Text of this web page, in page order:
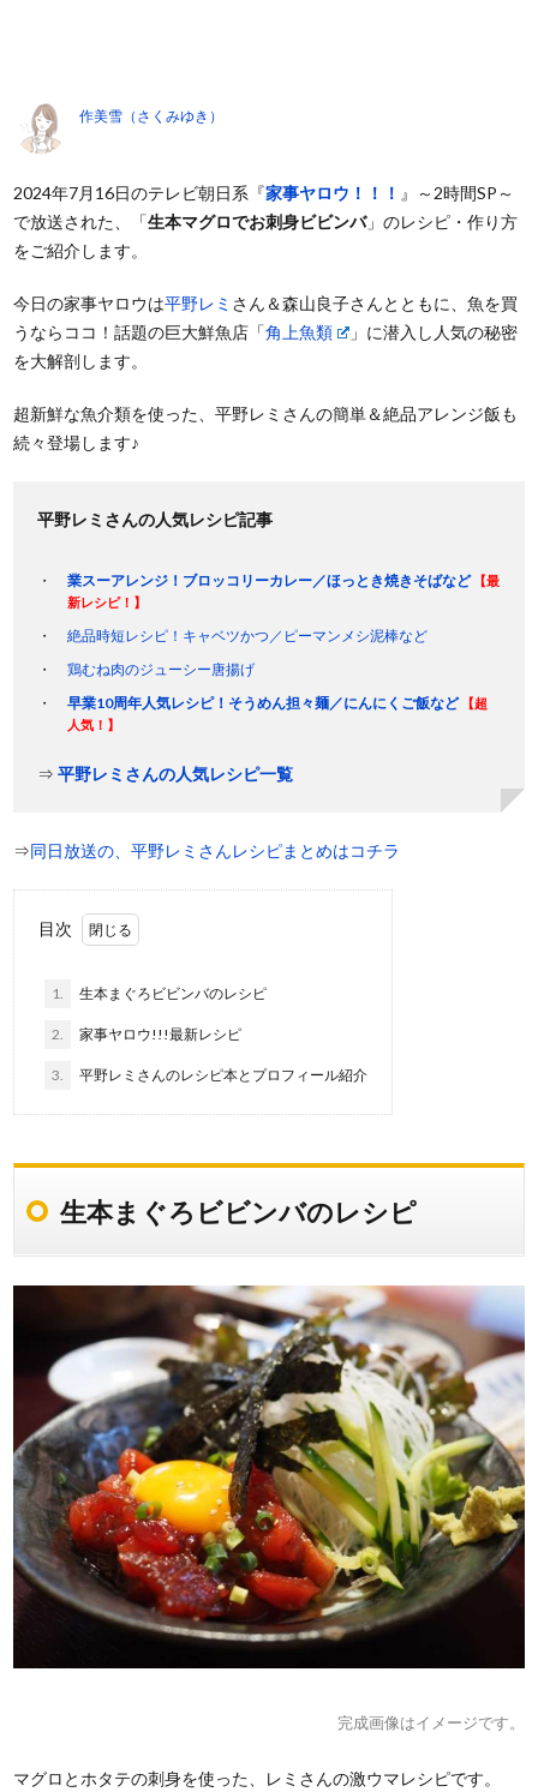
作美雪（さくみゆき）
2024年7月16日のテレビ朝日系『家事ヤロウ！！！ 』～2時間SP～
で放送された、「生本マグロでお刺身ビビンバ」のレシピ・作り方
をご紹介します。
今日の家事ヤロウは平野レミ さん＆森山良子さんとともに、魚を買
うならココ！話題の巨大鮮魚店「角上魚類
」に潜入し人気の秘密
を大解剖します。
超新鮮な魚介類を使った、平野レミさんの簡単＆絶品アレンジ飯も
続々登場します♪
平野レミさんの人気レシピ記事
業スーアレンジ！ブロッコリーカレー／ほっとき焼きそばなど
【最
新レシピ！】
絶品時短レシピ！キャベツかつ／ピーマンメシ泥棒など
鶏むね肉のジューシー唐揚げ
早業10周年人気レシピ！そうめん担々麺／にんにくご飯など
【超
人気！】
⇒平野レミさんの人気レシピ一覧
⇒同日放送の、平野レミさんレシピまとめはコチラ
目次
1. 生本まぐろビビンバのレシピ
2. 家事ヤロウ!!!最新レシピ
3. 平野レミさんのレシピ本とプロフィール紹介
生本まぐろビビンバのレシピ
完成画像はイメージです。
マグロとホタテの刺身を使った、レミさんの激ウマレシピです。